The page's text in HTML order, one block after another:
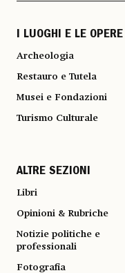
I LUOGHI E LE OPERE
Archeologia
Restauro e Tutela
Musei e Fondazioni
Turismo Culturale
ALTRE SEZIONI
Libri
Opinioni & Rubriche
Notizie politiche e
professionali
Fotografia